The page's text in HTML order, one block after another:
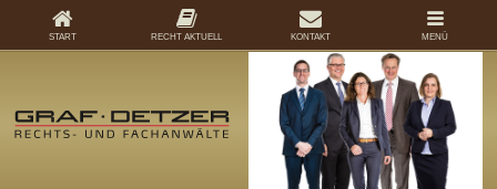
START RECHT AKTUELL KONTAKT MENÜ